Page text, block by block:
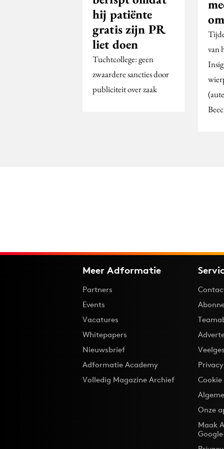
hij patiënte
gratis zijn PR
liet doen
Tuchtcollege: geen
zwaardere sancties door
publiciteit over zaak
van
Meer Adformatie
Partners
Events
Vacatures
Whitepapers
Nieuwsbrief
Adformatie Academy
Volledig Magazine Archief
Onze
Maak